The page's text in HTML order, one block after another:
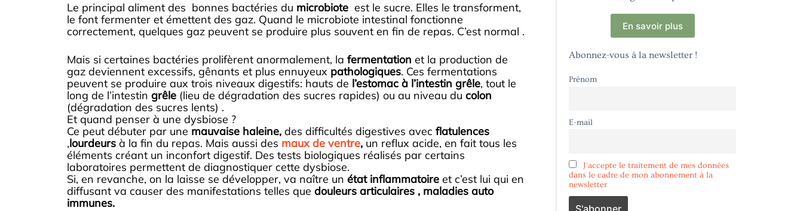
Le principal aliment des bonnes bactéries du microbiote est le sucre. Elles le transforment,
le font fermenter et émettent des gaz. Quand le microbiote intestinal fonctionne
correctement, quelques gaz peuvent se produire plus souvent en fin de repas. C’est normal .
Mais si certaines bactéries prolifèrent anormalement, la fermentation et la production de
gaz deviennent excessifs, gênants et plus ennuyeux pathologiques. Ces fermentations
peuvent se produire aux trois niveaux digestifs: hauts de l’estomac à l’intestin grêle, tout le
long de l’intestin grêle (lieu de dégradation des sucres rapides) ou au niveau du colon
(dégradation des sucres lents) .
Et quand penser à une dysbiose ?
Ce peut débuter par une mauvaise haleine, des difficultés digestives avec flatulences
,lourdeurs à la fin du repas. Mais aussi des maux de ventre, un reflux acide, en fait tous les
éléments créant un inconfort digestif. Des tests biologiques réalisés par certains
laboratoires permettent de diagnostiquer cette dysbiose.
Si, en revanche, on la laisse se développer, va naître un état inflammatoire et c’est lui qui en
diffusant va causer des manifestations telles que douleurs articulaires , maladies auto
immunes.
En savoir plus
Abonnez-vous à la newsletter !
Prénom
E-mail
J'accepte le traitement de mes données
dans le cadre de mon abonnement à la
newsletter